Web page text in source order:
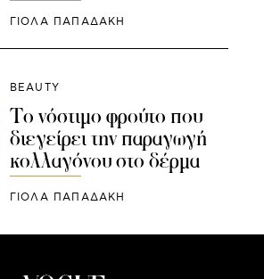
ΓΙΌΛΑ ΠΑΠΑΔΆΚΗ
BEAUTY
Το νόστιμο φρούτο που
διεγείρει την παραγωγή
κολλαγόνου στο δέρμα
ΓΙΌΛΑ ΠΑΠΑΔΆΚΗ